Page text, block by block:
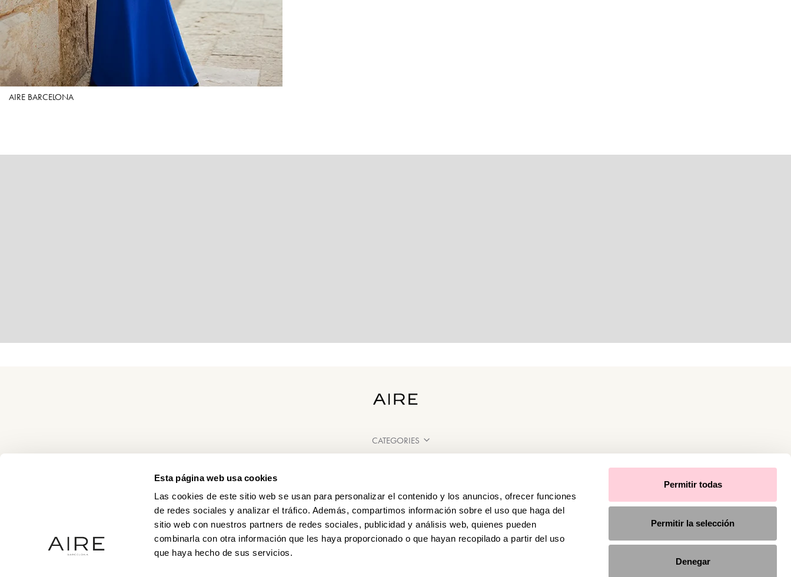
Esta página web usa cookies
Las cookies de este sitio web se usan para personalizar el contenido y los anuncios, ofrecer funciones
de redes sociales y analizar el tráfico. Además, compartimos información sobre el uso que haga del
sitio web con nuestros partners de redes sociales, publicidad y análisis web, quienes pueden
combinarla con otra información que les haya proporcionado o que hayan recopilado a partir del uso
que haya hecho de sus servicios.
Permitir todas
Permitir la selección
Denegar
AIRE BARCELONA
CATEGORIES
POINTS OF SALE